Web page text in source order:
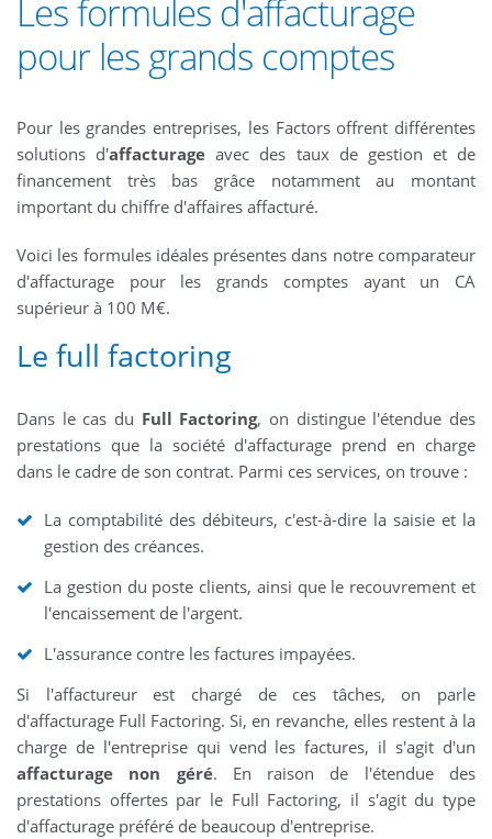
Les formules d'affacturage
pour les grands comptes
Pour les grandes entreprises, les Factors offrent différentes
solutions d'affacturage avec des taux de gestion et de
financement très bas grâce notamment au montant
important du chiffre d'affaires affacturé.
Voici les formules idéales présentes dans notre comparateur
d'affacturage pour les grands comptes ayant un CA
supérieur à 100 M€.
Le full factoring
Dans le cas du Full Factoring, on distingue l'étendue des
prestations que la société d'affacturage prend en charge
dans le cadre de son contrat. Parmi ces services, on trouve :
La comptabilité des débiteurs, c'est-à-dire la saisie et la
gestion des créances.
La gestion du poste clients, ainsi que le recouvrement et
l'encaissement de l'argent.
L'assurance contre les factures impayées.
Si l'affactureur est chargé de ces tâches, on parle
d'affacturage Full Factoring. Si, en revanche, elles restent à la
charge de l'entreprise qui vend les factures, il s'agit d'un
affacturage non géré. En raison de l'étendue des
prestations offertes par le Full Factoring, il s'agit du type
d'affacturage préféré de beaucoup d'entreprise.